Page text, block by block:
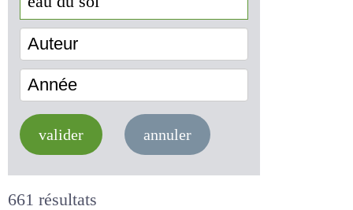
Auteur
valider annuler